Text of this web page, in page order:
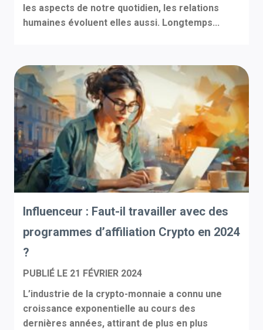
les aspects de notre quotidien, les relations
humaines évoluent elles aussi. Longtemps...
Influenceur : Faut-il travailler avec des
programmes d’affiliation Crypto en 2024
?
PUBLIÉ LE 21 FÉVRIER 2024
L’industrie de la crypto-monnaie a connu une
croissance exponentielle au cours des
dernières années, attirant de plus en plus